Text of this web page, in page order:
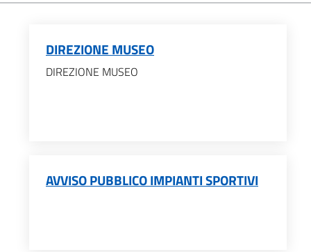
DIREZIONE MUSEO
DIREZIONE MUSEO
AVVISO PUBBLICO IMPIANTI SPORTIVI